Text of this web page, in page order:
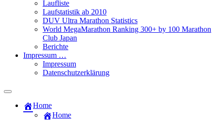
Laufliste
Laufstatistik ab 2010
DUV Ultra Marathon Statistics
World MegaMarathon Ranking 300+ by 100 Marathon
Club Japan
Berichte
Impressum …
Impressum
Datenschutzerklärung
Toggle
field
Home
Home